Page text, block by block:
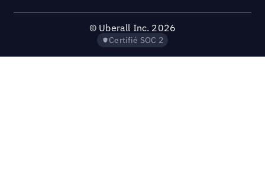
© Uberall Inc. 2026
Certifié SOC 2